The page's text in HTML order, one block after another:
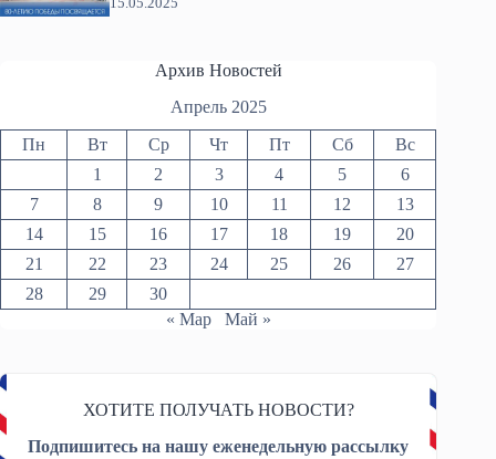
Архив Новостей
Апрель 2025
Пн Вт Ср Чт Пт Сб
Вс
1
2 3 4 5
6
7
8 9 10 11 12
13
14
15 16 17 18 19
20
21
22 23 24 25 26
27
28
29
30
« Мар
Май »
ХОТИТЕ ПОЛУЧАТЬ НОВОСТИ?
Подпишитесь на нашу еженедельную рассылку